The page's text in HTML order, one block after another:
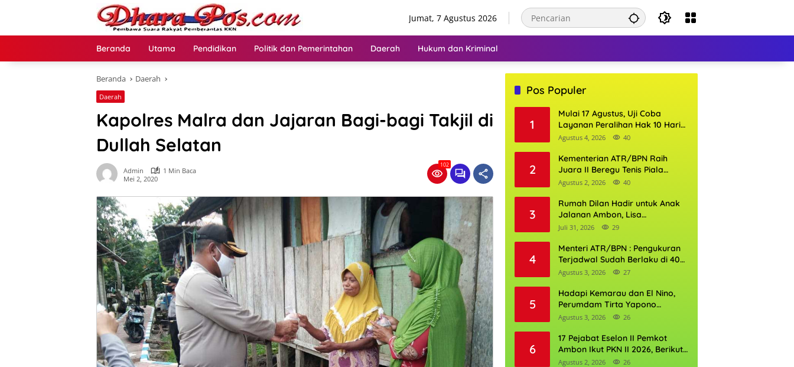
Jumat, 7 Agustus 2026
Beranda Utama Pendidikan Politik dan Pemerintahan Daerah Hukum dan Kriminal
Beranda Daerah
Daerah
Kapolres Malra dan Jajaran Bagi-bagi Takjil di
Dullah Selatan
Admin
1 Min Baca
Mei 2, 2020
102
Pos Populer
1
Mulai 17 Agustus, Uji Coba
Layanan Peralihan Hak 10 Hari
di 15 Kantor Pertanahan
Agustus 4, 2026 40
2
Kementerian ATR/BPN Raih
Juara II Beregu Tenis Piala
Gubernur DKI Jakarta 2026
Agustus 2, 2026 40
3
Rumah Dilan Hadir untuk Anak
Jalanan Ambon, Lisa
Wattimena: Tak Ada Anak yang
Depannya
Juli 31, 2026 29
4
Menteri ATR/BPN : Pengukuran
Terjadwal Sudah Berlaku di 400
Kantor Pertanahan
Agustus 3, 2026 27
5
Hadapi Kemarau dan El Nino,
Perumdam Tirta Yapono
Perkuat Cadangan Air Ambon
Agustus 3, 2026 26
6
17 Pejabat Eselon II Pemkot
Ambon Ikut PKN II 2026, Berikut
Daftarnya
Agustus 2, 2026 26